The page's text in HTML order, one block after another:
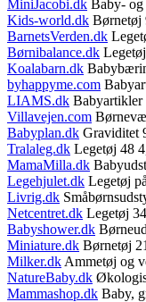
MiniJacobi.dk Baby- og
Kids-world.dk Børnetøj
BarnetsVerden.dk
Børnibalance.dk
Koalabarn.dk
byhappyme.com
LIAMS.dk Babyartikler
Villavejen.com
Babyplan.dk Graviditet
Tralaleg.dk Legetøj 48
MamaMilla.dk
Legehjulet.dk Legetøj
Livrig.dk
Netcentret.dk Legetøj
Babyshower.dk
Miniature.dk Børnetøj
Milker.dk Ammetøj og
NatureBaby.dk
Mammashop.dk Baby,